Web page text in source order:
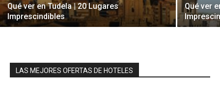
Qué ver en Tudela | 20 Lugares
Imprescindibles
Qué ver
LAS MEJORES OFERTAS DE HOTELES